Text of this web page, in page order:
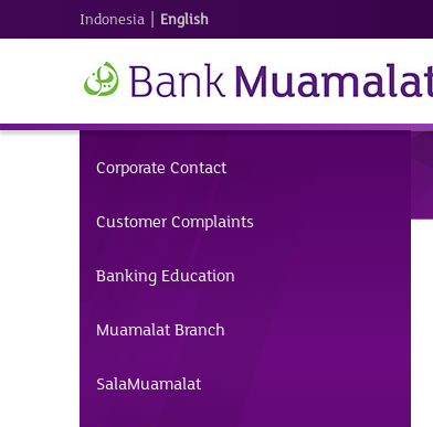
Indonesia | English
Corporate Contact
Customer Complaints
Banking Education
Muamalat Branch
SalaMuamalat